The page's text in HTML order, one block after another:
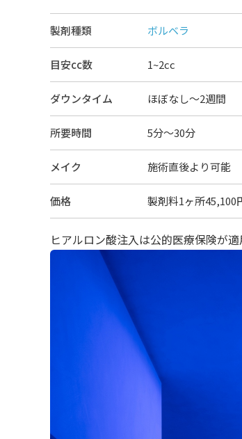
製剤種類 ボルベラ
目安cc数 1~2cc
ダウンタイム ほぼなし〜2週間
所要時間 5分～30分
メイク 施術直後より可能
価格 製剤料1ヶ所45,100
ヒアルロン酸注入は公的医療保険が適